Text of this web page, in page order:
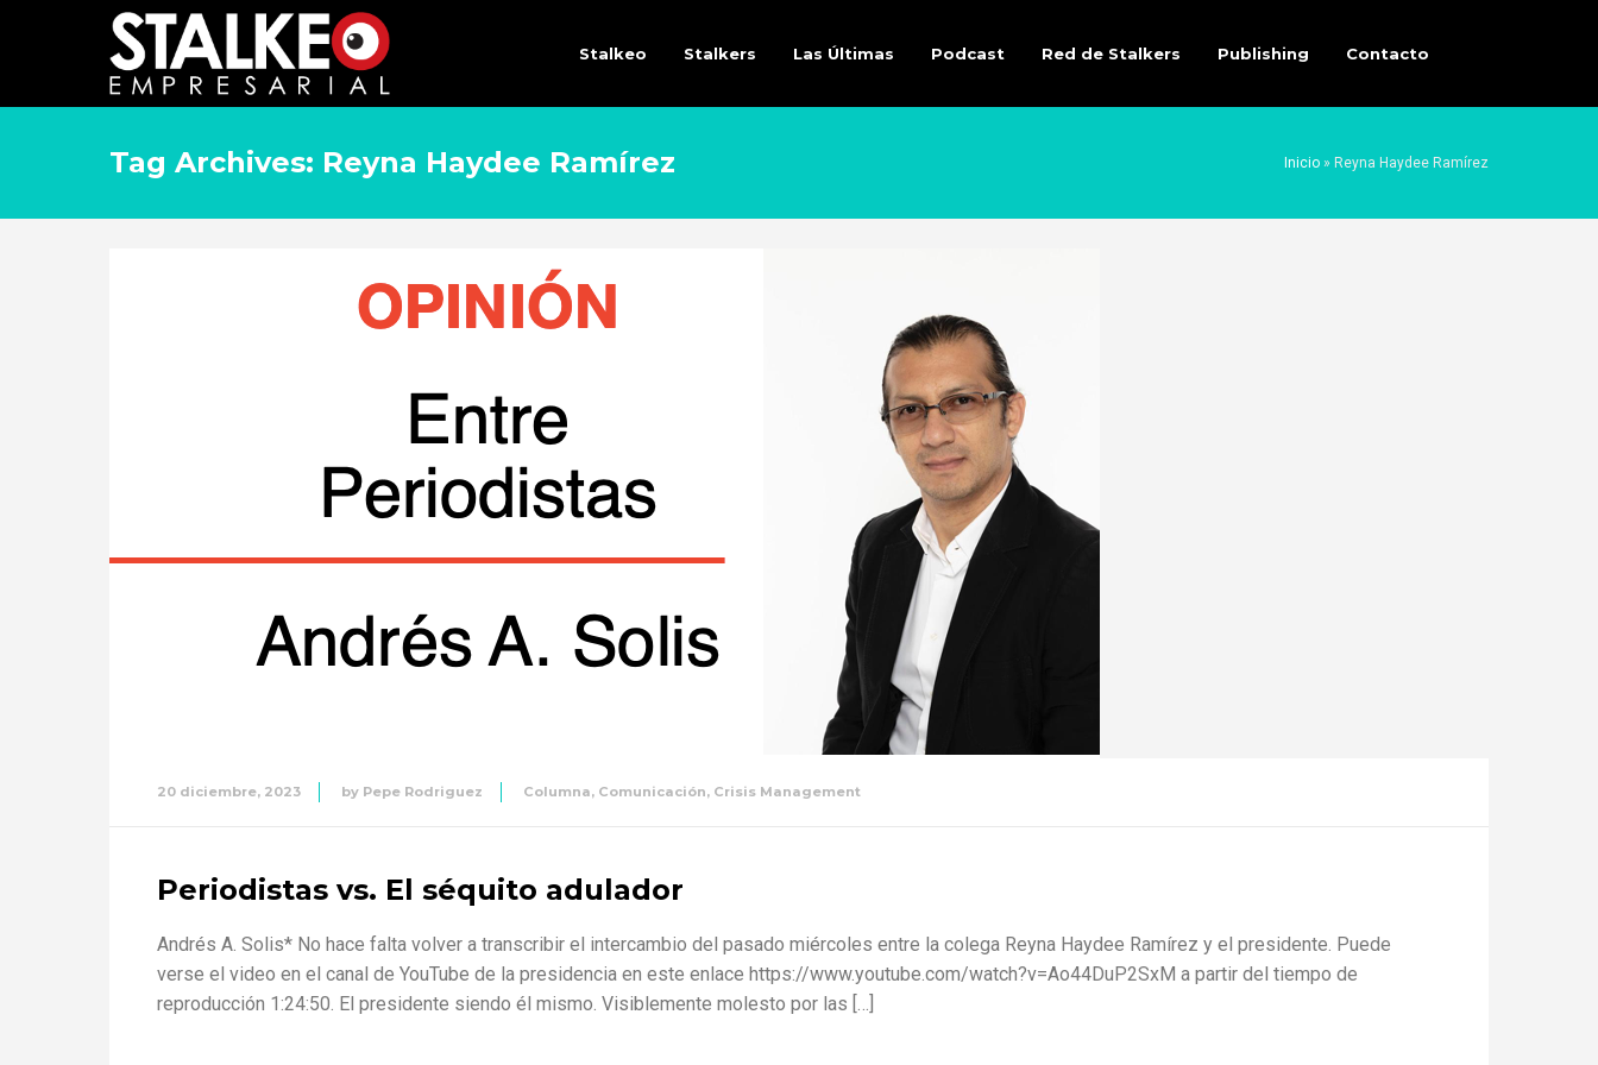
Stalkeo Stalkers Las Últimas Podcast Red de Stalkers Publishing Contacto
Tag Archives: Reyna Haydee Ramírez Inicio » Reyna Haydee Ramírez
20 diciembre, 2023 by Pepe Rodriguez Columna, Comunicación, Crisis Management
Periodistas vs. El séquito adulador
Andrés A. Solis* No hace falta volver a transcribir el intercambio del pasado miércoles entre la colega Reyna Haydee Ramírez y el presidente. Puede
verse el video en el canal de YouTube de la presidencia en este enlace https://www.youtube.com/watch?v=Ao44DuP2SxM a partir del tiempo de
reproducción 1:24:50. El presidente siendo él mismo. Visiblemente molesto por las […]